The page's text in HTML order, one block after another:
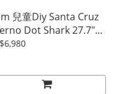
兒童Diy Santa Cruz
Dot Shark 27.7"│
滑板